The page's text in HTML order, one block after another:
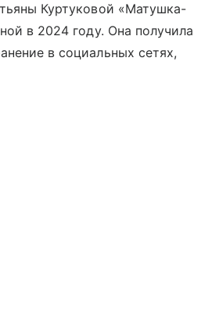
Куртуковой «Матушка-
в 2024 году. Она получила
в социальных сетях,